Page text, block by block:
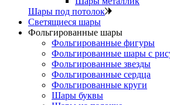
Шары под потолок
Светящиеся шары
Фольгированные шары
Фольгированные фигуры
Фольгированные шары с
Фольгированные звезды
Фольгированные сердца
Фольгированные круги
Шары буквы